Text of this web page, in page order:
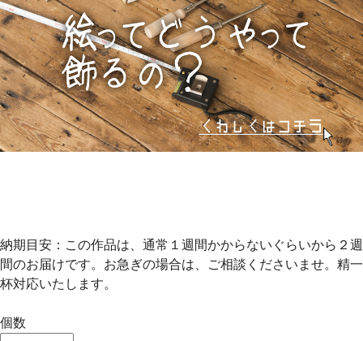
納期目安：この作品は、通常１週間かからないぐらいから２週
間のお届けです。お急ぎの場合は、ご相談くださいませ。精一
杯対応いたします。
個数